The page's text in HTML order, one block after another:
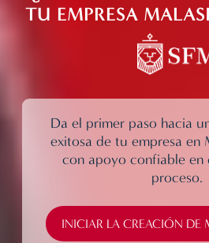
TU EMPRESA
Da el primer paso hacia
exitosa de tu empresa en
con apoyo confiable en
proceso.
INICIAR LA CREACIÓN DE